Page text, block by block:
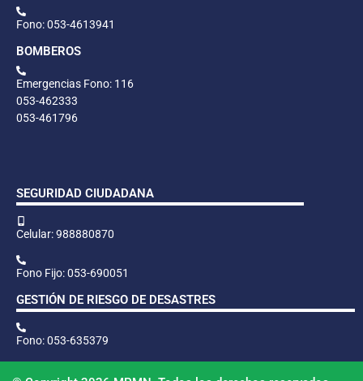
Fono: 053-4613941
BOMBEROS
Emergencias Fono: 116
053-462333
053-461796
SEGURIDAD CIUDADANA
Celular: 988880870
Fono Fijo: 053-690051
GESTIÓN DE RIESGO DE DESASTRES
Fono: 053-635379